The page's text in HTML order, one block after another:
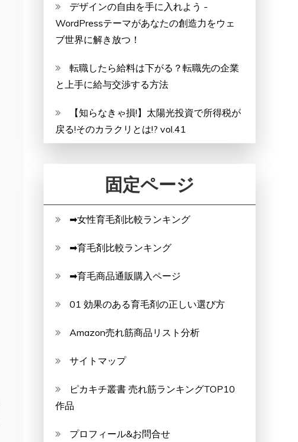
デザインの自由を手に入れよう -
WordPressテーマがあなたの創造力をウェ
ブ世界に解き放つ！
転職したら給料は下がる？転職先の企業
と上手に給与交渉する方法
【知らなきゃ損!】太陽光投資で所得税が
戻る!そのカラクリとは!? vol.41
固定ページ
➡女性育毛剤比較ランキング
➡育毛剤比較ランキング
➡育毛商品通販購入ページ
01 効果のある育毛剤の正しい選び方
Amazon売れ筋商品リスト分析
サイトマップ
ピカキチ叢書 売れ筋ランキングTOP10
作品
プロフィール&お問合せ